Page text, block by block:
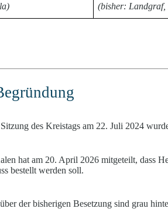
(bisher: Landgraf,
ndung
des Kreistags am 22. Juli 2024
hat am 20. April 2026 mitgeteilt, dass
bestellt werden soll.
der bisherigen Besetzung sind grau